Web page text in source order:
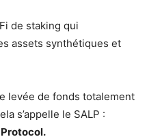
de staking qui
assets synthétiques et
levée de fonds totalement
s’appelle le SALP :